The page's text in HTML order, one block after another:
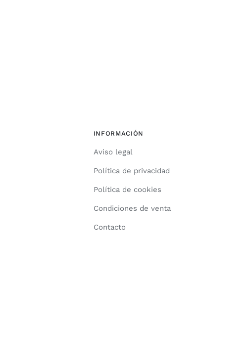
INFORMACIÓN
Aviso legal
Política de privacidad
Política de cookies
Condiciones de venta
Contacto